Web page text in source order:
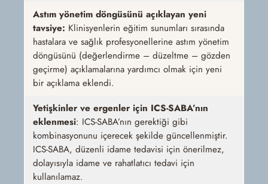
Astım yönetim döngüsünü açıklayan yeni
tavsiye: Klinisyenlerin eğitim sunumları sırasında
hastalara ve sağlık profesyonellerine astım yönetim
döngüsünü (değerlendirme – düzeltme – gözden
geçirme) açıklamalarına yardımcı olmak için yeni
bir açıklama eklendi.
Yetişkinler ve ergenler için ICS-SABA’nın
eklenmesi: ICS-SABA’nın gerektiği gibi
kombinasyonunu içerecek şekilde güncellenmiştir.
ICS-SABA, düzenli idame tedavisi için önerilmez,
dolayısıyla idame ve rahatlatıcı tedavi için
kullanılamaz.